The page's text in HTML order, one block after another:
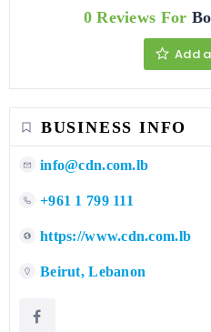
0 Reviews For
Add
BUSINESS INFO
info@cdn.com.lb
+961 1 799 111
https://www.cdn.com.lb
Beirut, Lebanon